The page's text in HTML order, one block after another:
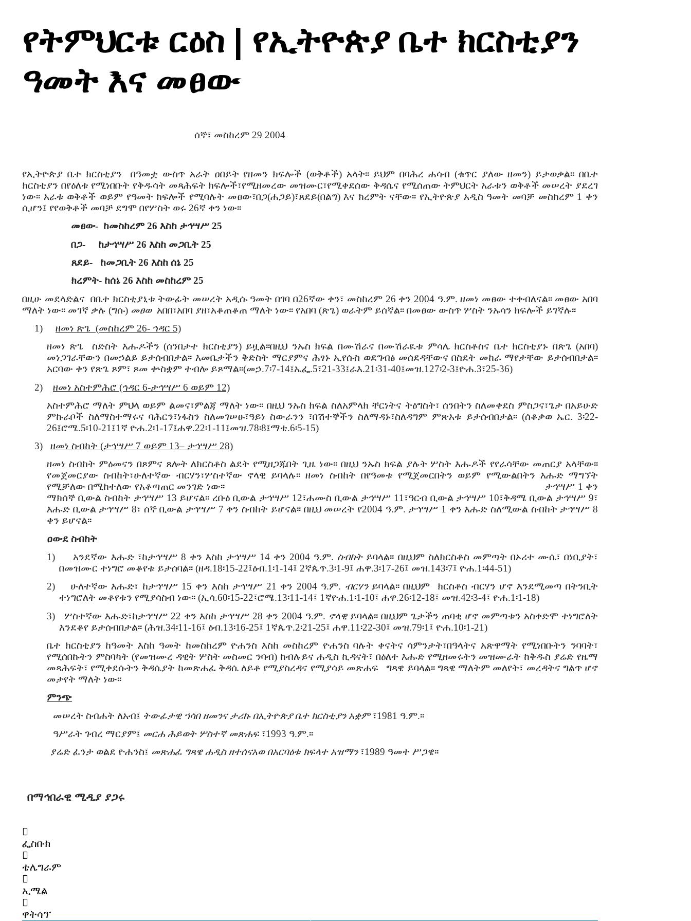
የትምህርቱ ርዕስ | የኢትዮጵያ ቤተ ክርስቲያን
ዓመት እና መፀው
ሰኞ፣ መስከረም 29 2004
የኢትዮጵያ ቤተ ክርስቲያን በዓመቷ ውስጥ አራት ዐበይት የዘመን ክፍሎች (ወቅቶች) አላት፡፡ ይህም በባሕረ ሐሳብ (ቁጥር ያለው ዘመን) ይታወቃል፡፡ በቤተ
ክርስቲያን በየዕለቱ የሚነበቡት የቅዱሳት መጻሕፍት ክፍሎች፣የሚዘመረው መዝሙር፣የሚቀደሰው ቅዳሴና የሚሰጠው ትምህርት አራቱን ወቅቶች መሠረት ያደረገ
ነው፡፡ አራቱ ወቅቶች ወይም የዓመት ክፍሎች የሚባሉት መፀው፣በጋ(ሐጋይ)፣ጸደይ(በልግ) እና ክረምት ናቸው፡፡ የኢትዮጵያ አዲስ ዓመት መባቻ መስከረም 1 ቀን
ሲሆን፤ የየወቅቶች መባቻ ደግሞ በየሦስት ወሩ 26ኛ ቀን ነው፡፡
መፀው- ከመስከረም 26 እስከ ታኅሣሥ 25
በጋ- ከታኅሣሥ 26 እስከ መጋቢት 25
ጸደይ- ከመጋቢት 26 እስከ ሰኔ 25
ክረምት- ከሰኔ 26 እስከ መስከረም 25
በዚሁ መደላድልና በቤተ ክርስቲያኒቱ ትውፊት መሠረት አዲሱ ዓመት በገባ በ26ኛው ቀን፣ መስከረም 26 ቀን 2004 ዓ.ም. ዘመነ መፀው ተቀብለናል፡፡ መፀው አበባ
ማለት ነው፡፡ መገኛ ቃሉ (ግሱ) መፀወአበበ፣አበባ ያዘ፣አቆጠቆጠ ማለት ነው፡፡ የአበባ (ጽጌ) ወራትም ይሰኛል፡፡ በመፀው ውስጥ ሦስት ንኡሳን ክፍሎች ይገኛሉ፡፡
1)
ዘመነ ጽጌ (መስከረም 26- ኅዳር 5)
ዘመነ ጽጌ ስድስት እሑዶችን (ሰንበታተ ክርስቲያን) ይዟል፡፡በዚህ ንኡስ ክፍል በሙሽራና በሙሽራዪቱ ምሳሌ ክርስቶስና ቤተ ክርስቲያኑ በጽጌ (አበባ)
መነጋገራቸውን በመኃልይ ይታሰብበታል፡፡ እመቤታችን ቅድስት ማርያምና ሕፃኑ ኢየሱስ ወደግብፅ መሰደዳቸውና በስደት መከራ ማየታቸው ይታሰብበታል፡፡
አርባው ቀን የጽጌ ጾም፣ ጾመ ቍስቋም ተብሎ ይጾማል፡፡(መኃ.7፡7-14፤ኤፌ.5፣21-33፤ራእ.21፡31-40፤መዝ.127፡2-3፤ዮሐ.3፣25-36)
2)
ዘመነ አስተምሕሮ (ኅዳር 6-ታኅሣሥ 6 ወይም 12)
አስተምሕሮ ማለት ምህላ ወይም ልመና፣ምልጃ ማለት ነው፡፡ በዚህ ንኡስ ክፍል ስለአምላክ ቸርነትና ትዕግስት፣ ሰንበትን ስለመቀደስ ምስጋና፣ጌታ በአይሁድ
ምኩራቦች ስለማስተማሩና ባሕርን፣ነፋስን ስለመገሠፁ፣ዓይነ ስውራንን ፣በሽተኞችን ስለማዳኑ፣ስለዳግም ምጽአቱ ይታሰብበታል፡፡ (ሰቆቃወ ኤር. 3፡22-
26፤ሮሜ.5፡10-21፤1ኛ ዮሐ.2፡1-17፤ሐዋ.22፡1-11፤መዝ.78፡8፤ማቴ.6፡5-15)
3)
ዘመነ ስብከት (ታኅሣሥ 7 ወይም 13– ታኅሣሥ 28)
ዘመነ ስብከት ምዕመናን በጾምና ጸሎት ለክርስቶስ ልደት የሚዘጋጁበት ጊዜ ነው፡፡ በዚህ ንኡስ ክፍል ያሉት ሦስት እሑዶች የየራሳቸው መጠርያ አላቸው፡፡
የመጀመርያው ስብከት፣ሁለተኛው ብርሃን፣ሦስተኛው ኖላዊ ይባላሉ፡፡ ዘመነ ስብከት በየዓመቱ የሚጀመርበትን ወይም የሚውልበትን እሑድ ማግኘት
የሚቻለው በሚከተለው የአቆጣጠር መንገድ ነው፡፡ ታኅሣሥ 1 ቀን
ማክሰኞ ቢውል ስብከት ታኅሣሥ 13 ይሆናል፡፡ ረቡዕ ቢውል ታኅሣሥ 12፣ሐሙስ ቢውል ታኅሣሥ 11፣ዓርብ ቢውል ታኅሣሥ 10፣ቅዳሜ ቢውል ታኅሣሥ 9፣
እሑድ ቢውል ታኅሣሥ 8፣ ሰኞ ቢውል ታኅሣሥ 7 ቀን ስብከት ይሆናል፡፡ በዚህ መሠረት የ2004 ዓ.ም. ታኅሣሥ 1 ቀን እሑድ ስለሚውል ስብከት ታኅሣሥ 8
ቀን ይሆናል፡፡
ዐውደ ስብከት
1)
አንደኛው እሑድ ፣ከታኅሣሥ 8 ቀን እስከ ታኅሣሥ 14 ቀን 2004 ዓ.ም. ስብከትይባላል፡፡ በዚህም ስለክርስቶስ መምጣት በኦሪተ ሙሴ፣ በነቢያት፣
በመዝሙር ተነግሮ መቆየቱ ይታሰባል፡፡ (ዘዳ.18፡15-22፤ዕብ.1፡1-14፤ 2ኛጴጥ.3፡1-9፤ ሐዋ.3፡17-26፤ መዝ.143፡7፤ ዮሐ.1፡44-51)
2)
ሁለተኛው እሑድ፣ ከታኅሣሥ 15 ቀን እስከ ታኅሣሥ 21 ቀን 2004 ዓ.ም. ብርሃንይባላል፡፡ በዚህም ክርስቶስ ብርሃን ሆኖ እንደሚመጣ በትንቢት
ተነግሮለት መቆየቱን የሚያሳስብ ነው፡፡ (ኢሳ.60፡15-22፤ሮሜ.13፡11-14፤ 1ኛዮሐ.1፡1-10፤ ሐዋ.26፡12-18፤ መዝ.42፡3-4፤ ዮሐ.1፡1-18)
3)
ሦስተኛው እሑድ፣ከታኅሣሥ 22 ቀን እስከ ታኅሣሥ 28 ቀን 2004 ዓ.ም. ኖላዊይባላል፡፡ በዚህም ጌታችን ጠባቂ ሆኖ መምጣቱን አስቀድሞ ተነግሮለት
እንደቆየ ይታሰብበታል፡፡ (ሕዝ.34፡11-16፤ ዕብ.13፡16-25፤ 1ኛጴጥ.2፡21-25፤ ሐዋ.11፡22-30፤ መዝ.79፡1፤ ዮሐ.10፡1-21)
ቤተ ክርስቲያን ከዓመት እስከ ዓመት ከመስከረም ዮሐንስ እስከ መስከረም ዮሐንስ ባሉት ቀናትና ሳምንታት፣በዓላትና አጽዋማት የሚነበቡትን ንባባት፣
የሚሰበኩትን ምስባካት (የመዝሙረ ዳዊት ሦስት መስመር ንባብ) ከብሉይና ሐዲስ ኪዳናት፣ በዕለተ እሑድ የሚዘመሩትን መዝሙራት ከቅዱስ ያሬድ የዜማ
መጻሕፍት፣ የሚቀደሱትን ቅዳሴያት ከመጽሐፈ ቅዳሴ ለይቶ የሚያስረዳና የሚያሳይ መጽሐፍ ግጻዌ ይባላል፡፡ ግጻዌ ማለትም መለየት፣ መረዳትና ግልጥ ሆኖ
መታየት ማለት ነው፡፡
ምንጭ
መሠረት ስብሐት ለአብ፤ ትውፊታዊ ኀሳበ ዘመንና ታሪኩ በኢትዮጵያ ቤተ ክርስቲያን አቋም፣1981 ዓ.ም.፡፡
ዓሥራት ገብረ ማርያም፤ መርሐ ሕይወት ሦስተኛ መጽሐፍ ፣1993 ዓ.ም.፡፡
ያሬድ ፈንታ ወልደ ዮሐንስ፤ መጽሐፈ ግጻዌ ሐዲስ ዘተሰናአወ በአርባዕቱ ክፍላተ አዝማን ፣1989 ዓመተ ሥጋዌ፡፡
በማኅበራዊ ሚዲያ ያጋሩ
ፌስቡክ
ቴሌግራም
ኢሜል
ዋትሳፕ